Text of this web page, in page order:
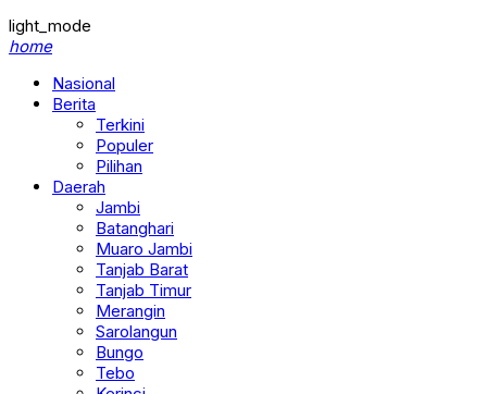
light_mode
home
Nasional
Berita
Terkini
Populer
Pilihan
Daerah
Jambi
Batanghari
Muaro Jambi
Tanjab Barat
Tanjab Timur
Merangin
Sarolangun
Bungo
Tebo